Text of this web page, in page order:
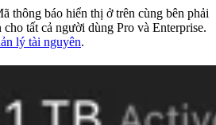
thông báo hiển thị ở trên cùng bên phải
tất cả người dùng Pro và Enterprise.
lý tài nguyên.